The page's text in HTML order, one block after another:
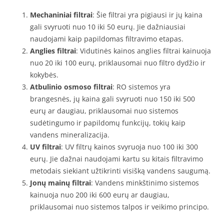
Mechaniniai filtrai: Šie filtrai yra pigiausi ir jų kaina
gali svyruoti nuo 10 iki 50 eurų. Jie dažniausiai
naudojami kaip papildomas filtravimo etapas.
Anglies filtrai: Vidutinės kainos anglies filtrai kainuoja
nuo 20 iki 100 eurų, priklausomai nuo filtro dydžio ir
kokybės.
Atbulinio osmoso filtrai: RO sistemos yra
brangesnės, jų kaina gali svyruoti nuo 150 iki 500
eurų ar daugiau, priklausomai nuo sistemos
sudėtingumo ir papildomų funkcijų, tokių kaip
vandens mineralizacija.
UV filtrai: UV filtrų kainos svyruoja nuo 100 iki 300
eurų. Jie dažnai naudojami kartu su kitais filtravimo
metodais siekiant užtikrinti visišką vandens saugumą.
Jonų mainų filtrai: Vandens minkštinimo sistemos
kainuoja nuo 200 iki 600 eurų ar daugiau,
priklausomai nuo sistemos talpos ir veikimo principo.